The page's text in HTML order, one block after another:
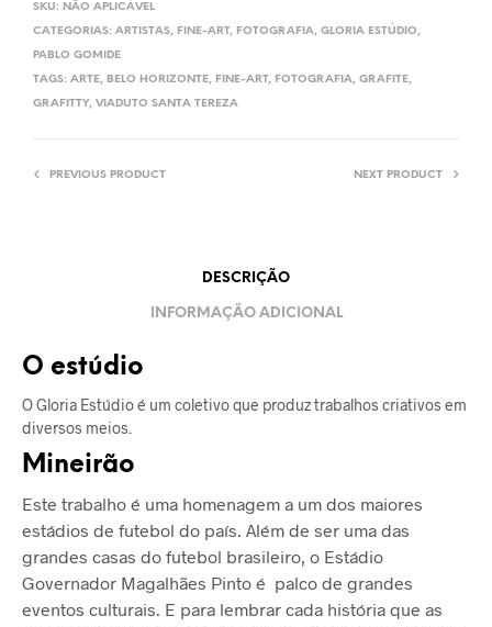
SKU: NÃO APLICÁVEL
CATEGORIAS: ARTISTAS, FINE-ART, FOTOGRAFIA, GLORIA ESTÚDIO,
PABLO GOMIDE
TAGS: ARTE, BELO HORIZONTE, FINE-ART, FOTOGRAFIA, GRAFITE,
GRAFITTY, VIADUTO SANTA TEREZA
PREVIOUS PRODUCT NEXT PRODUCT
DESCRIÇÃO
INFORMAÇÃO ADICIONAL
O estúdio
O Gloria Estúdio é um coletivo que produz trabalhos criativos em
diversos meios.
Mineirão
Este trabalho é uma homenagem a um dos maiores
estádios de futebol do país. Além de ser uma das
grandes casas do futebol brasileiro, o Estádio
Governador Magalhães Pinto é palco de grandes
eventos culturais. E para lembrar cada história que as